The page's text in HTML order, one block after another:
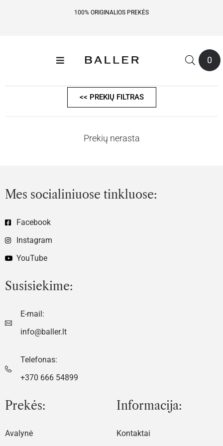
100% ORIGINALIOS PREKĖS
0
<< PREKIŲ FILTRAS
Prekių nerasta
Mes socialiniuose tinkluose:
Facebook
Instagram
YouTube
Susisiekime:
E-mail:
info@baller.lt
Telefonas:
+370 666 54899
Prekės:
Avalynė
Informacija:
Kontaktai